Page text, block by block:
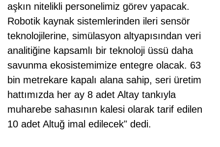
aşkın nitelikli personelimiz görev yapacak.
Robotik kaynak sistemlerinden ileri sensör
teknolojilerine, simülasyon altyapısından veri
analitiğine kapsamlı bir teknoloji üssü daha
savunma ekosistemimize entegre olacak. 63
bin metrekare kapalı alana sahip, seri üretim
hattımızda her ay 8 adet Altay tankıyla
muharebe sahasının kalesi olarak tarif edilen
10 adet Altuğ imal edilecek" dedi.